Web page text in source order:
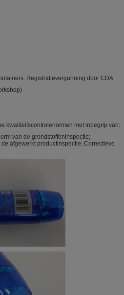
Registratievergunning door CDA
kwaliteitscontrolenormen met inbegrip van:
van de grondstoffeninspectie;
afgewerkt productinspectie; Correctieve